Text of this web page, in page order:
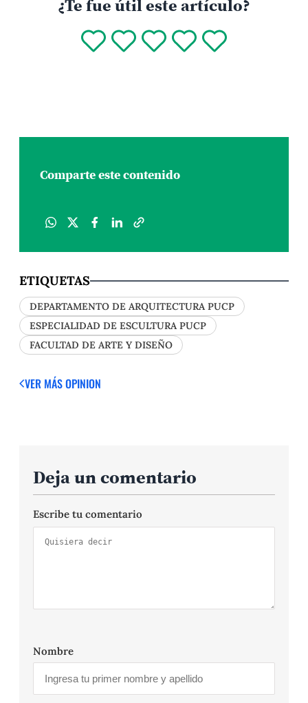
¿Te fue útil este artículo?
Comparte este contenido
ETIQUETAS
DEPARTAMENTO DE ARQUITECTURA PUCP
ESPECIALIDAD DE ESCULTURA PUCP
FACULTAD DE ARTE Y DISEÑO
VER MÁS OPINION
Deja un comentario
Escribe tu comentario
Nombre